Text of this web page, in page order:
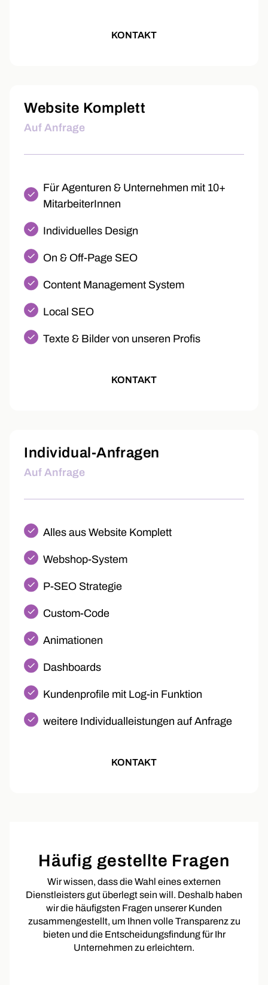
KONTAKT
Website Komplett
Auf Anfrage
Für Agenturen & Unternehmen mit 10+
MitarbeiterInnen
Individuelles Design
On & Off-Page SEO
Content Management System
Local SEO
Texte & Bilder von unseren Profis
KONTAKT
Individual-Anfragen
Auf Anfrage
Alles aus Website Komplett
Webshop-System
P-SEO Strategie
Custom-Code
Animationen
Dashboards
Kundenprofile mit Log-in Funktion
weitere Individualleistungen auf Anfrage
KONTAKT
Häufig gestellte Fragen
Wir wissen, dass die Wahl eines externen
Dienstleisters gut überlegt sein will. Deshalb haben
wir die häufigsten Fragen unserer Kunden
zusammengestellt, um Ihnen volle Transparenz zu
bieten und die Entscheidungsfindung für Ihr
Unternehmen zu erleichtern.